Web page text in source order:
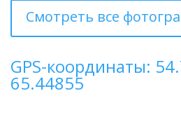
Смотреть все
GPS-координаты:
65.44855